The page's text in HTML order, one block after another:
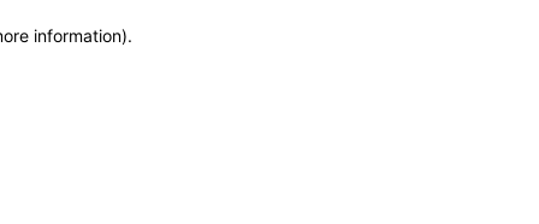
information).